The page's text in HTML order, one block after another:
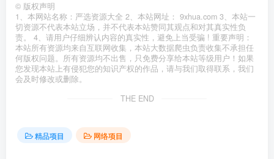
© 版权声明
1、本网站名称：严选资源大全 2、本站网址： 9xhua.com 3、本站一
切资源不代表本站立场，并不代表本站赞同其观点和对其真实性负
责。 4、请用户仔细辨认内容的真实性，避免上当受骗 ! 重要声明：
本站所有资源均来自互联网收集，本站大数据爬虫负责收集不承担任
何版权问题。所有资源均不出售，只免费分享给本站等级用户！如果
您发现本站上有侵犯您的知识产权的作品，请与我们取得联系，我们
会及时修改或删除。
THE END
精品项目 网络项目